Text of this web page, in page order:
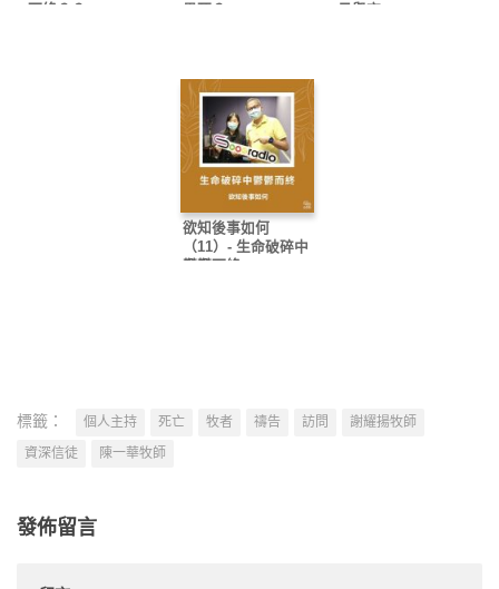
而终？？
畏死？
日與夜
欲知後事如何
（11）- 生命破碎中
鬱鬱而終
標籤： 個人主持 死亡 牧者 禱告 訪問
謝耀揚牧師
資深信徒
陳一華牧師
發佈留言